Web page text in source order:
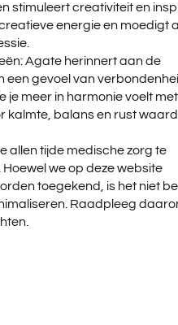
stimuleert creativiteit en
energie en moedigt
Agate herinnert aan de
een gevoel van
meer in harmonie voelt
kalmte, balans en rust
allen tijde medische zorg te
we op deze website
toegekend, is het niet
Raadpleeg